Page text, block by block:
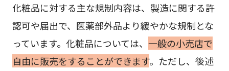
化粧品に対する主な規制内容は、製造に関する許
認可や届出で、医薬部外品より緩やかな規制とな
っています。化粧品については、 一般の小売店で
自由に販売をすることができます。ただし、後述